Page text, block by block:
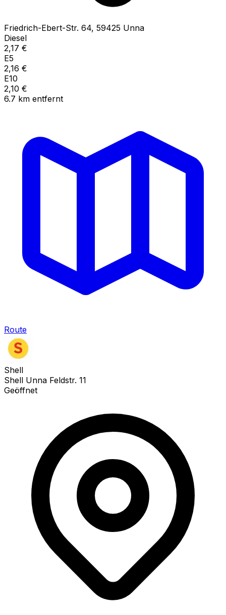
Friedrich-Ebert-Str. 64, 59425 Unna
Diesel
2,17 €
E5
2,16 €
E10
2,10 €
6.7 km entfernt
Route
Shell
Shell Unna Feldstr. 11
Geöffnet